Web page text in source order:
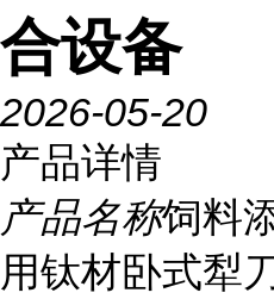
合设备
2026-05-20
产品详情
产品名称饲料
用钛材卧式犁